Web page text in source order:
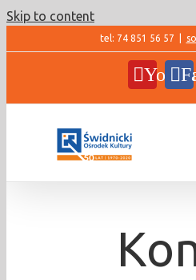
Skip to content
tel: 74 851 56 57